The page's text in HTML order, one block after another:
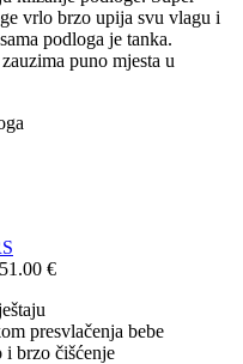
vrlo brzo upija svu vlagu i
podloga je tanka.
puno mjesta u
51.00 €
presvlačenja bebe
i brzo čišćenje